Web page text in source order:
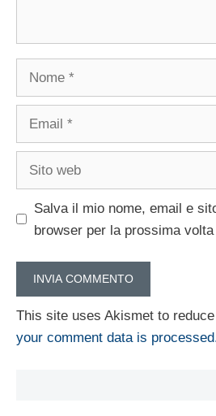
Salva il mio nome, email e
browser per la prossima
This site uses Akismet to
your comment data is